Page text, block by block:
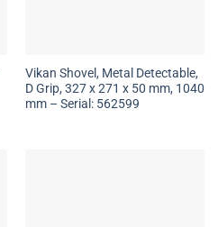
Vikan Shovel, Metal Detectable,
D Grip, 327 x 271 x 50 mm, 1040
mm – Serial: 562599